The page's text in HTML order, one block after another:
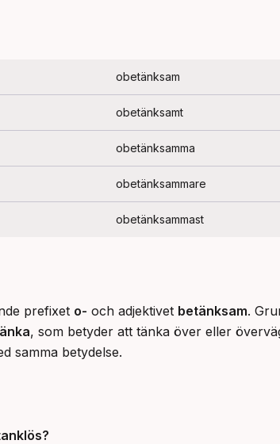
obetänksam
obetänksamt
obetänksamma
obetänksammare
obetänksammast
prefixet o- och adjektivet betänksam.
, som betyder att tänka över eller
samma betydelse.
?